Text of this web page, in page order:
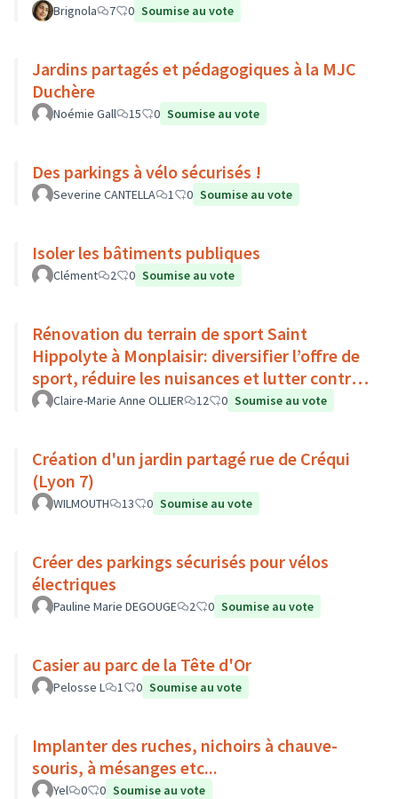
Brignola 7 0 Soumise au vote
Jardins partagés et pédagogiques à la MJC
Duchère
Noémie Gall 15 0 Soumise au vote
Des parkings à vélo sécurisés !
Severine CANTELLA 1 0 Soumise au vote
Isoler les bâtiments publiques
Clément 2 0 Soumise au vote
Rénovation du terrain de sport Saint
Hippolyte à Monplaisir: diversifier l’offre de
sport, réduire les nuisances et lutter contre
l’îlot de chaleur
Claire-Marie Anne OLLIER 12 0 Soumise au vote
Création d'un jardin partagé rue de Créqui
(Lyon 7)
WILMOUTH 13 0 Soumise au vote
Créer des parkings sécurisés pour vélos
électriques
Pauline Marie DEGOUGE 2 0 Soumise au vote
Casier au parc de la Tête d'Or
Pelosse L 1 0 Soumise au vote
Implanter des ruches, nichoirs à chauve-
souris, à mésanges etc...
Yel 0 0 Soumise au vote